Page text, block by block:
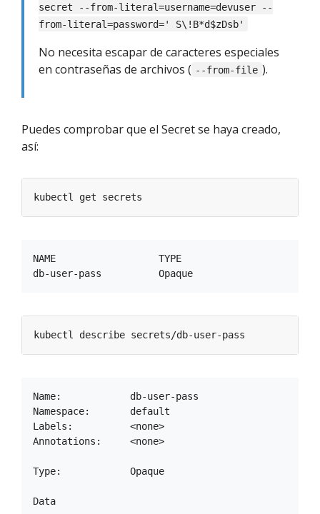
secret --from-literal=username=devuser --
from-literal=password=' S\!B*d$zDsb'
No necesita escapar de caracteres especiales
en contraseñas de archivos ( --from-file ).
Puedes comprobar que el Secret se haya creado,
así:
NAME                  TYPE
Name:            db-user-pass
Namespace:       default
Labels:          <none>
Annotations:     <none>
Type:            Opaque
Data